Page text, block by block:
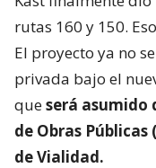
rutas 160 y 150.
El proyecto ya no
privada bajo el
queserá asumido
de Obras
de Vialidad.